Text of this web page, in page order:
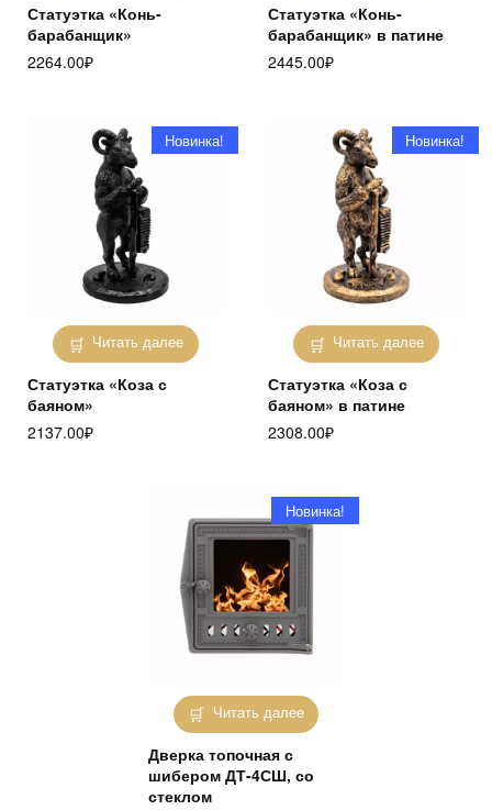
Статуэтка «Конь-
барабанщик»
2264.00₽
Статуэтка «Конь-
барабанщик» в патине
2445.00₽
Читать далее
Новинка!
Статуэтка «Коза с
баяном»
2137.00₽
Читать далее
Новинка!
Статуэтка «Коза с
баяном» в патине
2308.00₽
Читать далее
Новинка!
Дверка топочная с
шибером ДТ-4СШ, со
стеклом